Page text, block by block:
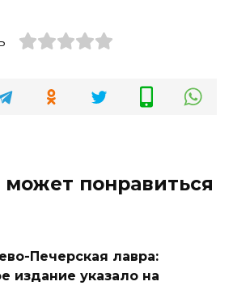
понравиться
Печерская лавра:
издание указало на